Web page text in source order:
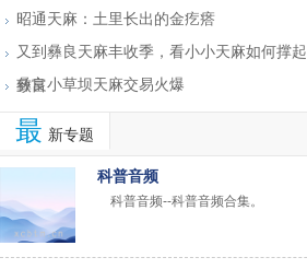
昭通天麻：土里长出的金疙瘩
又到彝良天麻丰收季，看小小天麻如何撑起
致富
彝良小草坝天麻交易火爆
最 新专题
科普音频
科普音频--科普音频合集。